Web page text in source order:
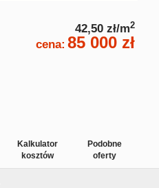
42,50 zł/m2
cena: 85 000 zł
Kalkulator
kosztów
Podobne
oferty